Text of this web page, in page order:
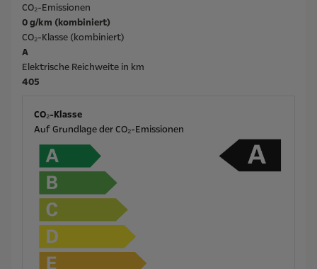
CO₂-Emissionen
0 g/km (kombiniert)
CO₂-Klasse (kombiniert)
A
Elektrische Reichweite in km
405
CO₂-Klasse
Auf Grundlage der CO₂-Emissionen